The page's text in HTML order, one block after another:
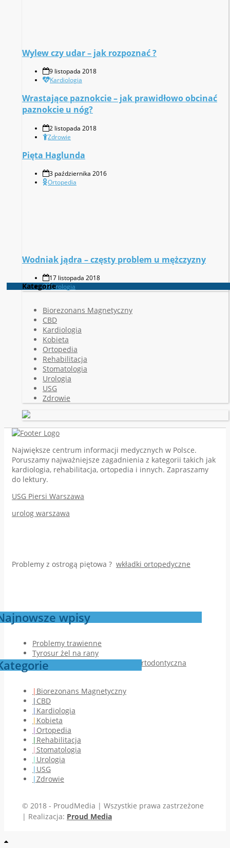
Wylew czy udar – jak rozpoznać ?
9 listopada 2018
Kardiologia
Wrastające paznokcie – jak prawidłowo obcinać
paznokcie u nóg?
2 listopada 2018
Zdrowie
Pięta Haglunda
3 października 2016
Ortopedia
Wodniak jądra – częsty problem u mężczyzny
17 listopada 2018
Urologia
Kategorie
Biorezonans Magnetyczny
CBD
Kardiologia
Kobieta
Ortopedia
Rehabilitacja
Stomatologia
Urologia
USG
Zdrowie
Największe centrum informacji medycznych w Polsce.
Poruszamy najważniejsze zagadnienia z kategorii takich jak
kardiologia, rehabilitacja, ortopedia i innych. Zapraszamy
do lektury.
USG Piersi Warszawa
urolog warszawa
Problemy z ostrogą piętowa ? wkładki ortopedyczne
wpisy
Problemy trawienne
Tyrosur żel na rany
Jak przebiega pierwsza wizyta ortodontyczna
Biorezonans Magnetyczny
CBD
Kardiologia
Kobieta
Ortopedia
Rehabilitacja
Stomatologia
Urologia
USG
Zdrowie
© 2018 - ProudMedia | Wszystkie prawa zastrzeżone
| Realizacja: Proud Media